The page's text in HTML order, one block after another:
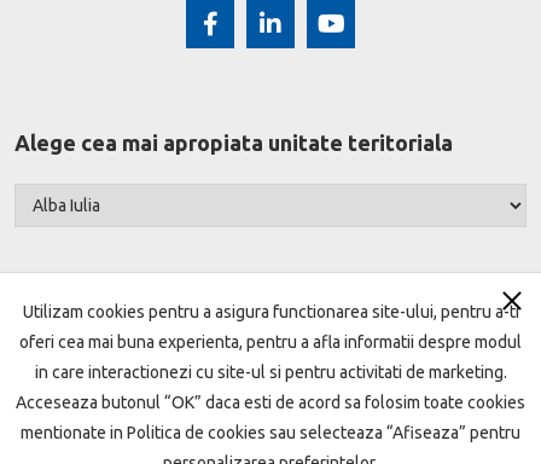
Alege cea mai apropiata unitate teritoriala
Harta site Termeni si conditii Setari cookie
Protecţia datelor Politica de cookie
Garantarea depozitelor ANPC
Utilizam cookies pentru a asigura functionarea site-ului, pentru a-ti
oferi cea mai buna experienta, pentru a afla informatii despre modul
in care interactionezi cu site-ul si pentru activitati de marketing.
Acceseaza butonul “OK” daca esti de acord sa folosim toate cookies
mentionate in Politica de cookies sau selecteaza “Afiseaza” pentru